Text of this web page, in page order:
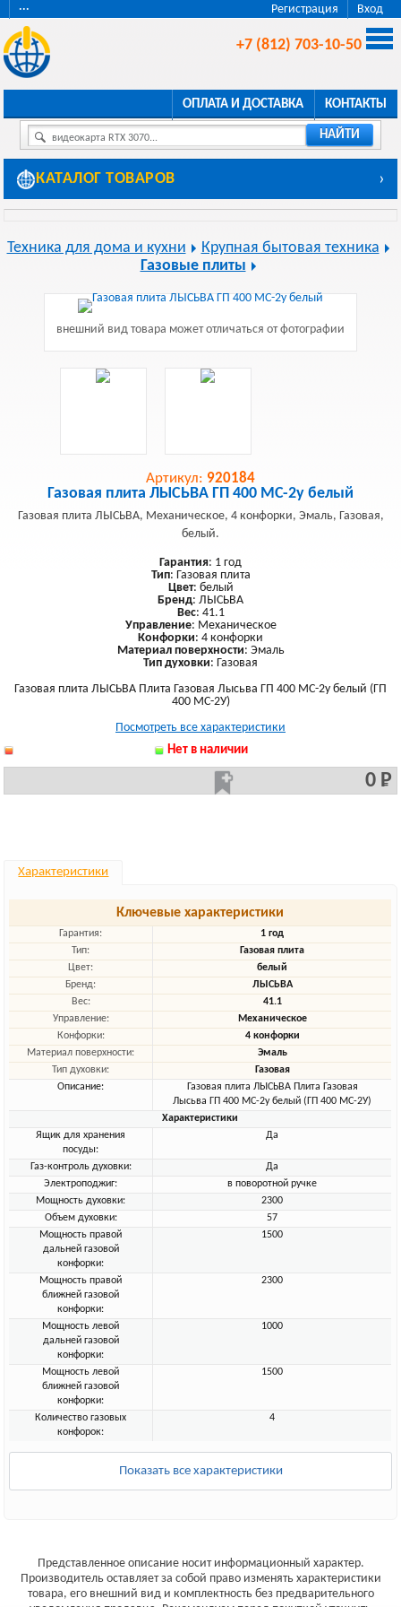
Регистрация Вход
···
+7 (812) 703-10-50
ОПЛАТА И ДОСТАВКА КОНТАКТЫ
видеокарта RTX 3070... НАЙТИ
КАТАЛОГ ТОВАРОВ ›
Техника для дома и кухни
Крупная бытовая техника
Газовые плиты
внешний вид товара может отличаться от фотографии
Артикул: 920184
Газовая плита ЛЫСЬВА ГП 400 МС-2у белый
Газовая плита ЛЫСЬВА, Механическое, 4 конфорки, Эмаль, Газовая,
белый.
Гарантия: 1 год
Тип: Газовая плита
Цвет: белый
Бренд: ЛЫСЬВА
Вес: 41.1
Управление: Механическое
Конфорки: 4 конфорки
Материал поверхности: Эмаль
Тип духовки: Газовая
Газовая плита ЛЫСЬВА Плита Газовая Лысьва ГП 400 МС-2у белый (ГП
400 МС-2У)
Посмотреть все характеристики
Нет в наличии
0 Р
Характеристики
Ключевые характеристики
Гарантия:
1 год
Тип:
Газовая плита
Цвет:
белый
Бренд:
ЛЫСЬВА
Вес:
41.1
Управление:
Механическое
Конфорки:
4 конфорки
Материал поверхности:
Эмаль
Тип духовки:
Газовая
Описание:
Газовая плита ЛЫСЬВА Плита Газовая
Лысьва ГП 400 МС-2у белый (ГП 400 МС-2У)
Характеристики
Ящик для хранения
посуды:
Да
Газ-контроль духовки:
Да
Электроподжиг:
в поворотной ручке
Мощность духовки:
2300
Объем духовки:
57
Мощность правой
дальней газовой
конфорки:
1500
Мощность правой
ближней газовой
конфорки:
2300
Мощность левой
дальней газовой
конфорки:
1000
Мощность левой
ближней газовой
конфорки:
1500
Количество газовых
конфорок:
4
Показать все характеристики
Представленное описание носит информационный характер.
Производитель оставляет за собой право изменять характеристики
товара, его внешний вид и комплектность без предварительного